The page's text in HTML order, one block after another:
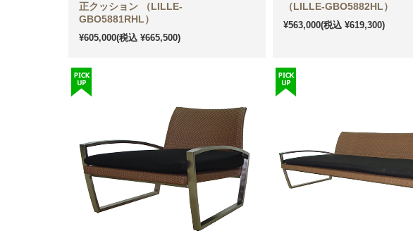
正クッション （LILLE-
GBO5881RHL）
¥605,000(税込 ¥665,500)
（LILLE-GBO5882HL）
¥563,000(税込 ¥619,300)